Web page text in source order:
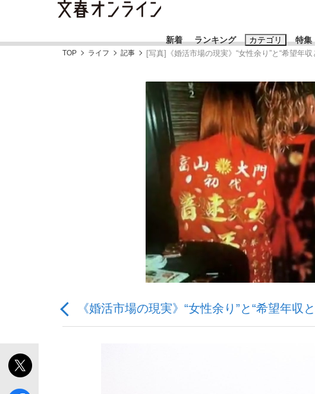
新着 ランキング カテゴリ
《BTS厳戒トーキョー滞在記》RM→渋谷で飲み会、
「最悪の空気のまま解散」WBC日本代表“敗戦”の真実
特集
おすすめのキーワード
#藤田晋 #三山凌輝 #高
#玉木雄一郎
#亀和田武
TOP ライフ 記事 [写真]《婚活市場の現実》“女性余り”と“希望年
《婚活市場の現実》“女性余り”と“希望年